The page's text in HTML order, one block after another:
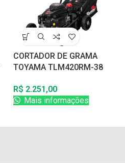
CORTADOR DE GRAMA
TOYAMA TLM420RM-38
C/RECOLHEDOR
R$ 2.251,00
Mais informações